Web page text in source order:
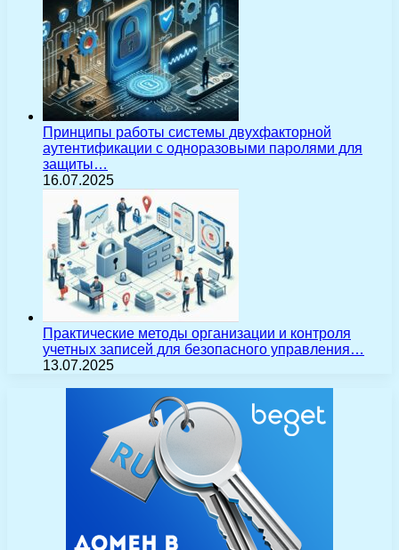
Принципы работы системы двухфакторной
аутентификации с одноразовыми паролями для
защиты…
16.07.2025
Практические методы организации и контроля
учетных записей для безопасного управления…
13.07.2025